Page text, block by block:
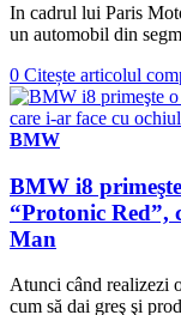
In cadrul lui Paris
un automobil din
0 Citește articolul
BMW
BMW i8
“Protonic Red”,
Man
Atunci când realizezi
cum să dai greş şi